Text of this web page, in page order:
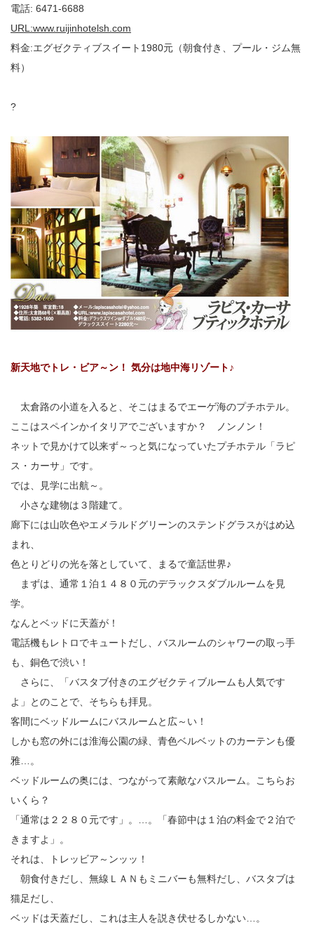
電話: 6471-6688
URL:www.ruijinhotelsh.com
料金:エグゼクティブスイート1980元（朝食付き、プール・ジム無
料）
?
新天地でトレ・ビア～ン！ 気分は地中海リゾート♪
太倉路の小道を入ると、そこはまるでエーゲ海のプチホテル。
ここはスペインかイタリアでございますか？ ノンノン！
ネットで見かけて以来ず～っと気になっていたプチホテル「ラピ
ス・カーサ」です。
では、見学に出航～。
小さな建物は３階建て。
廊下には山吹色やエメラルドグリーンのステンドグラスがはめ込
まれ、
色とりどりの光を落としていて、まるで童話世界♪
まずは、通常１泊１４８０元のデラックスダブルルームを見
学。
なんとベッドに天蓋が！
電話機もレトロでキュートだし、バスルームのシャワーの取っ手
も、銅色で渋い！
さらに、「バスタブ付きのエグゼクティブルームも人気です
よ」とのことで、そちらも拝見。
客間にベッドルームにバスルームと広～い！
しかも窓の外には淮海公園の緑、青色ベルベットのカーテンも優
雅…。
ベッドルームの奥には、つながって素敵なバスルーム。こちらお
いくら？
「通常は２２８０元です」。…。「春節中は１泊の料金で２泊で
きますよ」。
それは、トレッビア～ンッッ！
朝食付きだし、無線ＬＡＮもミニバーも無料だし、バスタブは
猫足だし、
ベッドは天蓋だし、これは主人を説き伏せるしかない…。